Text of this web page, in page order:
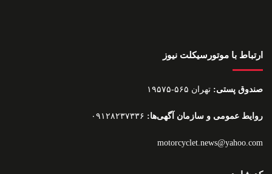
ارتباط با موتورسیکلت نیوز
صندوق پستی: تهران ۵۶۵-۱۹۵۷۵
روایط عمومی و سازمان آگهی‌ها:
motorcyclet.news@yahoo.com